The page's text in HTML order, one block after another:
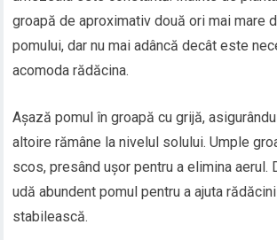
groapă de aproximativ două ori mai mare
pomului, dar nu mai adâncă decât este
acomoda rădăcina.
Așază pomul în groapă cu grijă,
altoire rămâne la nivelul solului. Umple
scos, presând ușor pentru a elimina aerul.
udă abundent pomul pentru a ajuta
stabilească.